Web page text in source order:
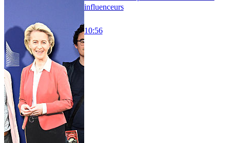
influenceurs
10:56